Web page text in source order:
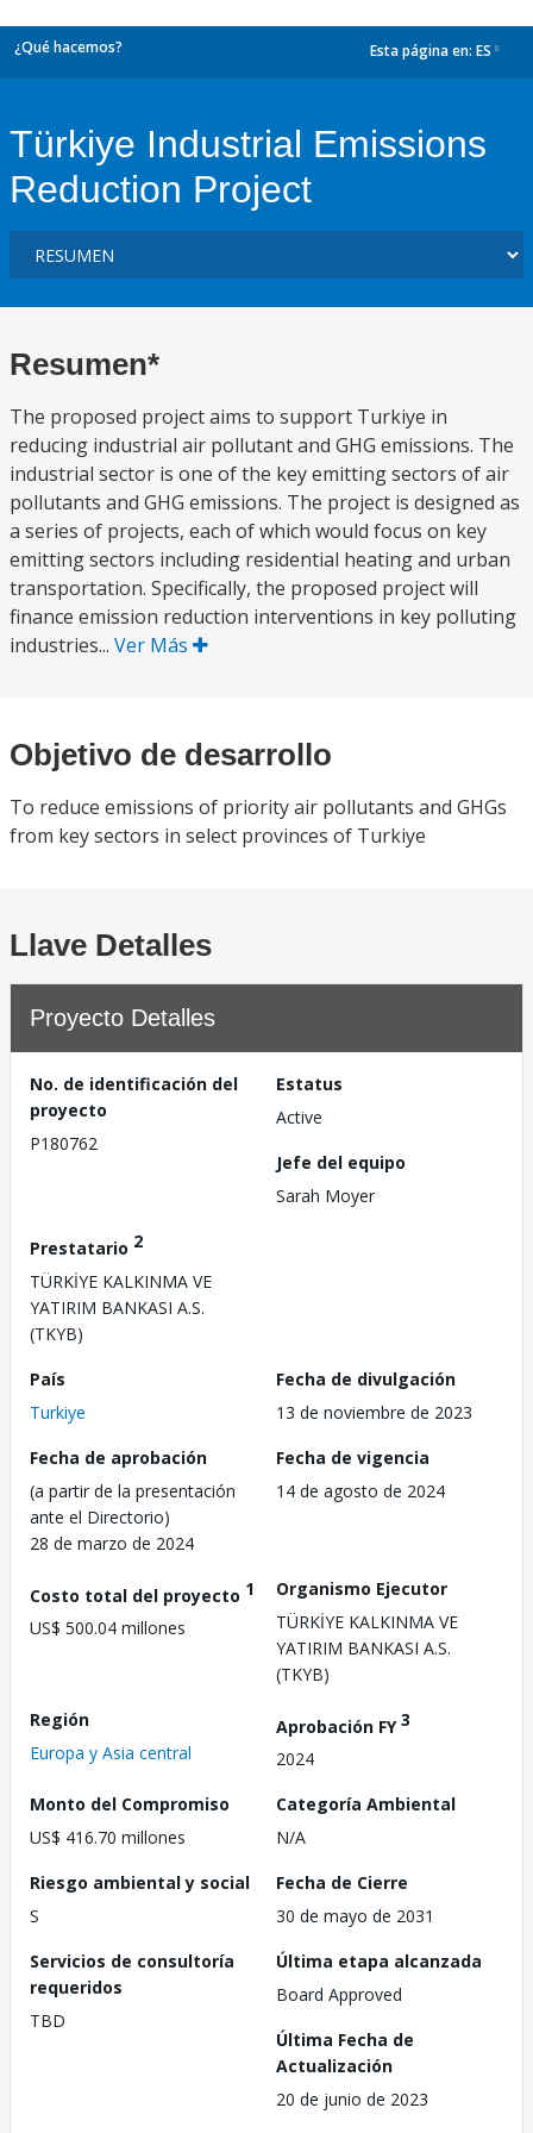
¿Qué hacemos? Esta página en: ES
Türkiye Industrial Emissions
Reduction Project
Resumen*
The proposed project aims to support Turkiye in
reducing industrial air pollutant and GHG emissions. The
industrial sector is one of the key emitting sectors of air
pollutants and GHG emissions. The project is designed as
a series of projects, each of which would focus on key
emitting sectors including residential heating and urban
transportation. Specifically, the proposed project will
finance emission reduction interventions in key polluting
industries... Ver Más
Objetivo de desarrollo
To reduce emissions of priority air pollutants and GHGs
from key sectors in select provinces of Turkiye
Llave Detalles
Proyecto Detalles
No. de identificación del
proyecto
P180762
Estatus
Active
Jefe del equipo
Sarah Moyer
Prestatario 2
TÜRKİYE KALKINMA VE
YATIRIM BANKASI A.S.
(TKYB)
País
Turkiye
Fecha de divulgación
13 de noviembre de 2023
Fecha de aprobación
(a partir de la presentación
ante el Directorio)
28 de marzo de 2024
Fecha de vigencia
14 de agosto de 2024
Costo total del proyecto 1
US$ 500.04 millones
Organismo Ejecutor
TÜRKİYE KALKINMA VE
YATIRIM BANKASI A.S.
(TKYB)
Región
Europa y Asia central
Aprobación FY3
2024
Monto del Compromiso
US$ 416.70 millones
Categoría Ambiental
N/A
Riesgo ambiental y social
S
Fecha de Cierre
30 de mayo de 2031
Servicios de consultoría
requeridos
TBD
Última etapa alcanzada
Board Approved
Última Fecha de
Actualización
20 de junio de 2023